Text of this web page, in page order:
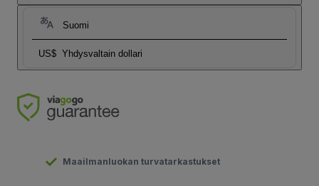
Suomi
US$ Yhdysvaltain dollari
Maailmanluokan turvatarkastukset